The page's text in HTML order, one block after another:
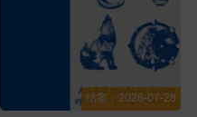
结案：2026-07-28